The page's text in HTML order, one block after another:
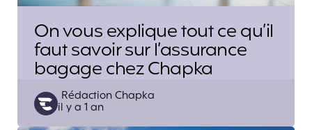
On vous explique tout ce qu’il
faut savoir sur l’assurance
bagage chez Chapka
Posted
by
Rédaction Chapka
il y a 1 an